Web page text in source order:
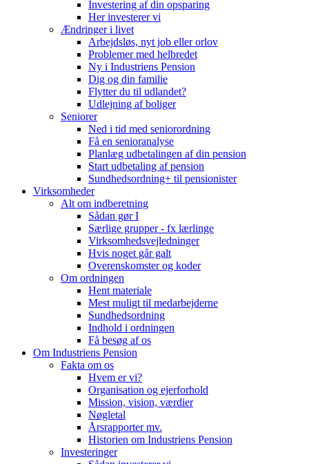
Investering af din opsparing
Her investerer vi
Ændringer i livet
Arbejdsløs, nyt job eller orlov
Problemer med helbredet
Ny i Industriens Pension
Dig og din familie
Flytter du til udlandet?
Udlejning af boliger
Seniorer
Ned i tid med seniorordning
Få en senioranalyse
Planlæg udbetalingen af din pension
Start udbetaling af pension
Sundhedsordning+ til pensionister
Virksomheder
Alt om indberetning
Sådan gør I
Særlige grupper - fx lærlinge
Virksomhedsvejledninger
Hvis noget går galt
Overenskomster og koder
Om ordningen
Hent materiale
Mest muligt til medarbejderne
Sundhedsordning
Indhold i ordningen
Få besøg af os
Om Industriens Pension
Fakta om os
Hvem er vi?
Organisation og ejerforhold
Mission, vision, værdier
Nøgletal
Årsrapporter mv.
Historien om Industriens Pension
Investeringer